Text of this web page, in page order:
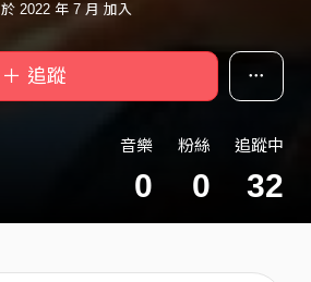
於 2022 年 7 月 加入
＋ 追蹤
音樂
0
粉絲
0
追蹤中
32